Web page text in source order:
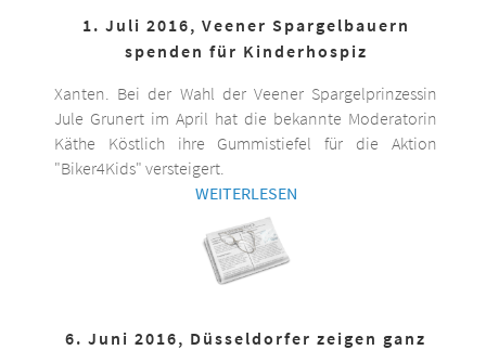
1. Juli 2016, Veener Spargelbauern
spenden für Kinderhospiz
Xanten. Bei der Wahl der Veener Spargelprinzessin
Jule Grunert im April hat die bekannte Moderatorin
Käthe Köstlich ihre Gummistiefel für die Aktion
"Biker4Kids" versteigert.
WEITERLESEN
6. Juni 2016, Düsseldorfer zeigen ganz